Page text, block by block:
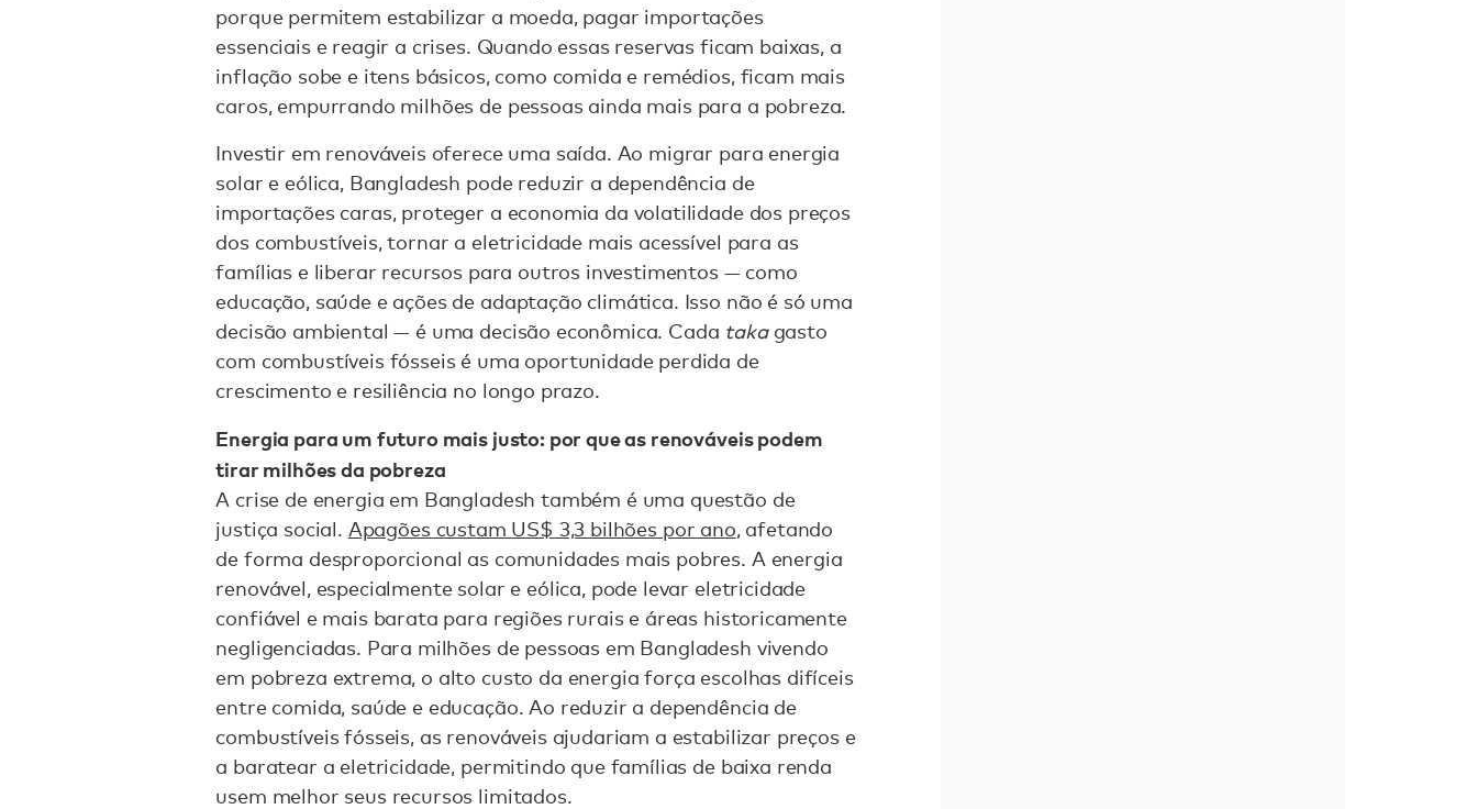
porque permitem estabilizar a moeda, pagar importações
essenciais e reagir a crises. Quando essas reservas ficam baixas, a
inflação sobe e itens básicos, como comida e remédios, ficam mais
caros, empurrando milhões de pessoas ainda mais para a pobreza.
Investir em renováveis oferece uma saída. Ao migrar para energia
solar e eólica, Bangladesh pode reduzir a dependência de
importações caras, proteger a economia da volatilidade dos preços
dos combustíveis, tornar a eletricidade mais acessível para as
famílias e liberar recursos para outros investimentos — como
educação, saúde e ações de adaptação climática. Isso não é só uma
decisão ambiental — é uma decisão econômica. Cada takagasto
com combustíveis fósseis é uma oportunidade perdida de
crescimento e resiliência no longo prazo.
Energia para um futuro mais justo: por que as renováveis podem
tirar milhões da pobreza
A crise de energia em Bangladesh também é uma questão de
justiça social. Apagões custam US$ 3,3 bilhões por ano, afetando
de forma desproporcional as comunidades mais pobres. A energia
renovável, especialmente solar e eólica, pode levar eletricidade
confiável e mais barata para regiões rurais e áreas historicamente
negligenciadas. Para milhões de pessoas em Bangladesh vivendo
em pobreza extrema, o alto custo da energia força escolhas difíceis
entre comida, saúde e educação. Ao reduzir a dependência de
combustíveis fósseis, as renováveis ajudariam a estabilizar preços e
a baratear a eletricidade, permitindo que famílias de baixa renda
usem melhor seus recursos limitados.